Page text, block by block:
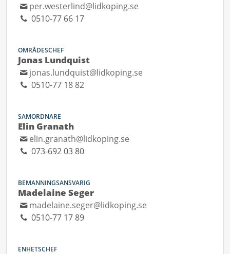
per.westerlind@lidkoping.se
0510-77 66 17
OMRÅDESCHEF
Jonas Lundquist
jonas.lundquist@lidkoping.se
0510-77 18 82
SAMORDNARE
Elin Granath
elin.granath@lidkoping.se
073-692 03 80
BEMANNINGSANSVARIG
Madelaine Seger
madelaine.seger@lidkoping.se
0510-77 17 89
ENHETSCHEF